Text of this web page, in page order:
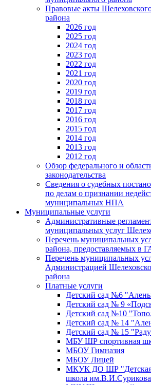
Правовые акты
района
2026 год
2025 год
2024 год
2023 год
2022 год
2021 год
2020 год
2019 год
2018 год
2017 год
2016 год
2015 год
2014 год
2013 год
2012 год
Обзор федерального и
законодательства
Сведения о судебных
по делам о признании
муниципальных НПА
Муниципальные услуги
Административные
муниципальных услуг
Перечень муниципальных
района, предоставляемых
Перечень муниципальных
Администрацией
района
Платные услуги
Детский сад №6
Детский сад № 9
Детский сад №10
Детский сад № 14
Детский сад № 15
МБУ ШР спортивная
МБОУ Гимназия
МБОУ Лицей
МКУК ДО ШР "Детская
школа